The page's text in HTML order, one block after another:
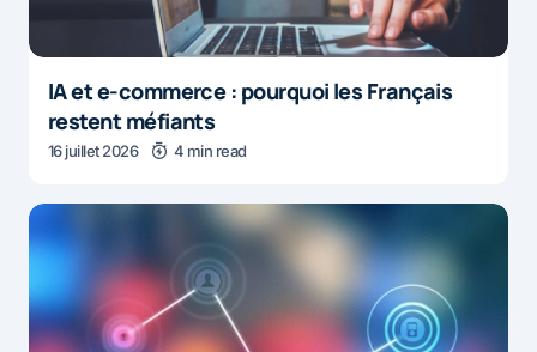
IA et e-commerce : pourquoi les Français
restent méfiants
16 juillet 2026 4 min read